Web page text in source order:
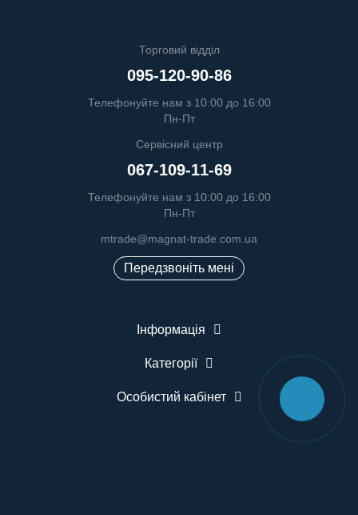
Торговий відділ
095-120-90-86
Телефонуйте нам з 10:00 до 16:00
Пн-Пт
Сервісний центр
067-109-11-69
Телефонуйте нам з 10:00 до 16:00
Пн-Пт
mtrade@magnat-trade.com.ua
Передзвоніть мені
Інформація
Категорії
Особистий кабінет